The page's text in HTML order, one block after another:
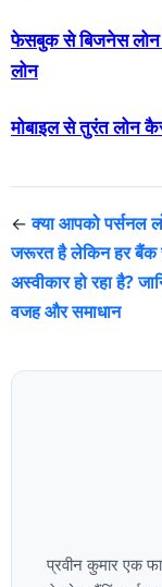
फेसबुक से बिजनेस
लोन
मोबाइल से तुरंत लोन
←क्या आपको पर्सनल
जरूरत है लेकिन हर
अस्वीकार हो रहा है?
वजह और समाधान
प्रवीन कुमार एक